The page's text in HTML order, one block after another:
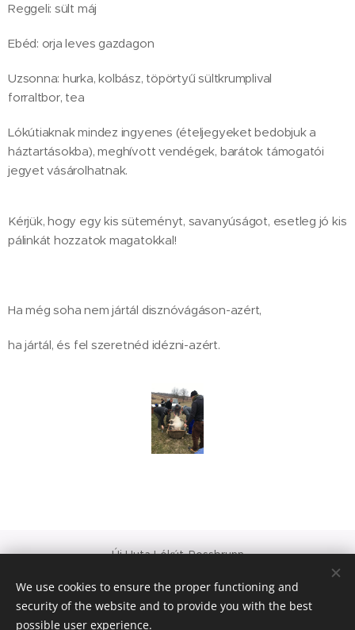
Reggeli: sült máj
Ebéd: orja leves gazdagon
Uzsonna: hurka, kolbász, töpörtyű sültkrumplival
forraltbor, tea
Lókútiaknak mindez ingyenes (ételjegyeket bedobjuk a
háztartásokba), meghívott vendégek, barátok támogatói
jegyet vásárolhatnak.
Kérjük, hogy egy kis süteményt, savanyúságot, esetleg jó kis
pálinkát hozzatok magatokkal!
Ha még soha nem jártál disznóvágáson-azért,
ha jártál, és fel szeretnéd idézni-azért.
Új Huta Lókút-Rossbrunn
Európa Kultúrális Fővárosa
PAJTA PROJEKT
We use cookies to ensure the proper functioning and
security of the website and to provide you with the best
possible user experience.